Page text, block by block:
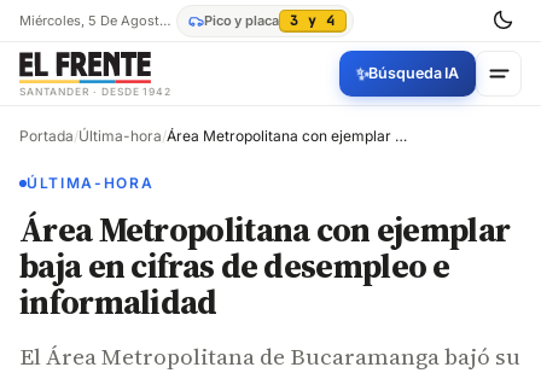
Miércoles, 5 De Agosto De 2026 Pico y placa 3 y 4
SANTANDER · DESDE 1942
✨Búsqueda IA
Portada/Última-hora/ Área Metropolitana con ejemplar baja en cifras de desempleo e informalidad
ÚLTIMA-HORA
Área Metropolitana con ejemplar
baja en cifras de desempleo e
informalidad
El Área Metropolitana de Bucaramanga bajó su